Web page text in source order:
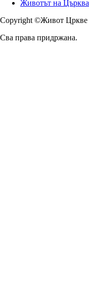
Животът на
Copyright ©Живот Цркве
Сва права придржана.